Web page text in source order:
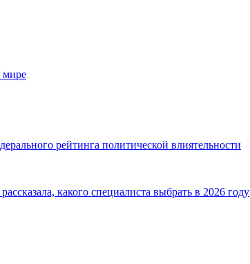
рейтинга политической влиятельности
какого специалиста выбрать в 2026 году